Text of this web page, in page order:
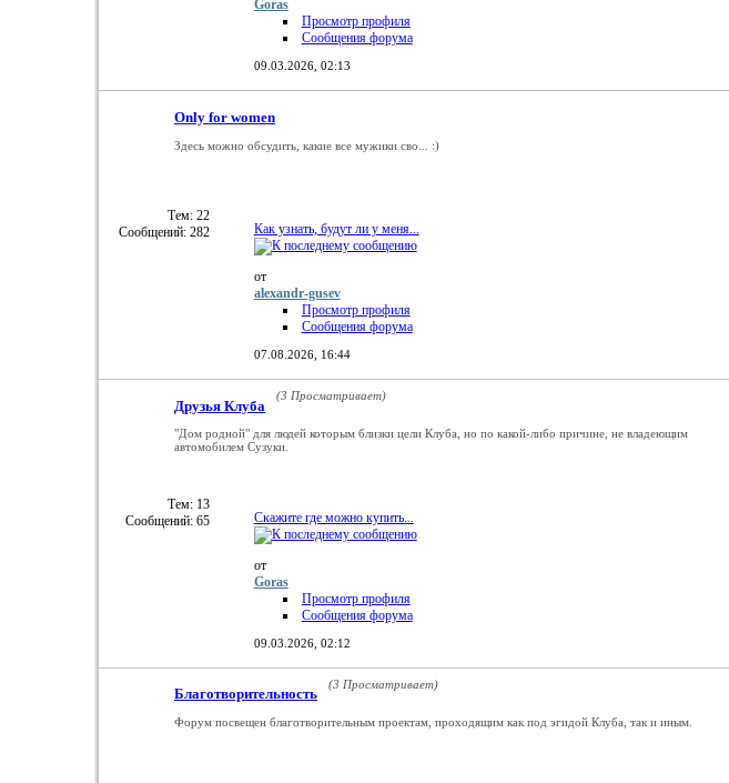
Goras
Просмотр профиля
Сообщения форума
09.03.2026, 02:13
Only for women
Здесь можно обсудить, какие все мужики сво... :)
Тем: 22
Сообщений: 282
Как узнать, будут ли у меня...
от
alexandr-gusev
Просмотр профиля
Сообщения форума
07.08.2026, 16:44
Друзья Клуба
(3 Просматривает)
"Дом родной" для людей которым близки цели Клуба, но по какой-либо причине, не владеющим
автомобилем Сузуки.
Тем: 13
Сообщений: 65
Скажите где можно купить...
от
Goras
Просмотр профиля
Сообщения форума
09.03.2026, 02:12
Благотворительность
(3 Просматривает)
Форум посвещен благотворительным проектам, проходящим как под эгидой Клуба, так и иным.